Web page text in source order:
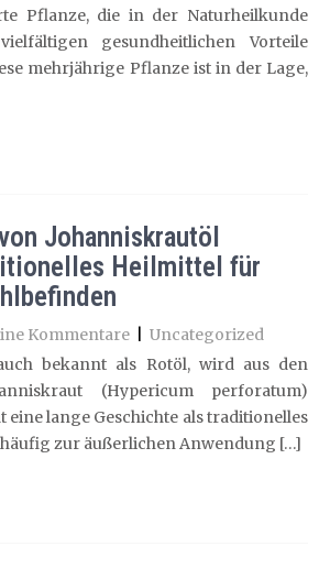
Pflanze, die in der Naturheilkunde
gesundheitlichen Vorteile
mehrjährige Pflanze ist in der Lage,
Johanniskrautöl
Heilmittel für
Kommentare
Uncategorized
bekannt als Rotöl, wird aus den
(Hypericum perforatum)
eine lange Geschichte als traditionelles
zur äußerlichen Anwendung […]